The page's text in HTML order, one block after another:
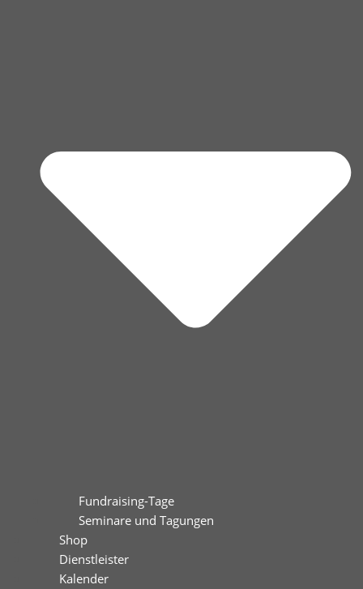
Fundraising-Tage
Seminare und Tagungen
Shop
Dienstleister
Kalender